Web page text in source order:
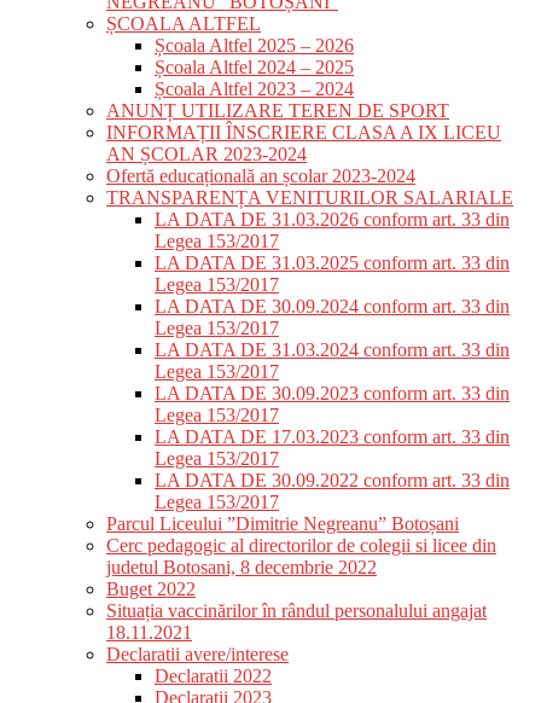
ȘCOALA ALTFEL
Școala Altfel 2025 – 2026
Școala Altfel 2024 – 2025
Școala Altfel 2023 – 2024
ANUNȚ UTILIZARE TEREN DE SPORT
INFORMAȚII ÎNSCRIERE CLASA A IX LICEU
AN ȘCOLAR 2023-2024
Ofertă educațională an școlar 2023-2024
TRANSPARENȚA VENITURILOR SALARIALE
LA DATA DE 31.03.2026 conform art. 33 din
Legea 153/2017
LA DATA DE 31.03.2025 conform art. 33 din
Legea 153/2017
LA DATA DE 30.09.2024 conform art. 33 din
Legea 153/2017
LA DATA DE 31.03.2024 conform art. 33 din
Legea 153/2017
LA DATA DE 30.09.2023 conform art. 33 din
Legea 153/2017
LA DATA DE 17.03.2023 conform art. 33 din
Legea 153/2017
LA DATA DE 30.09.2022 conform art. 33 din
Legea 153/2017
Parcul Liceului ”Dimitrie Negreanu” Botoșani
Cerc pedagogic al directorilor de colegii si licee din
judetul Botosani, 8 decembrie 2022
Buget 2022
Situația vaccinărilor în rândul personalului angajat
18.11.2021
Declaratii avere/interese
Declaratii 2022
Declaratii 2023